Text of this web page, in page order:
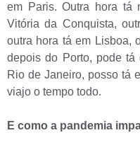
em Paris. Outra hora tá
Vitória da Conquista,
outra hora tá em Lisboa,
depois do Porto, pode
Rio de Janeiro, posso tá
viajo o tempo todo.
E como a pandemia